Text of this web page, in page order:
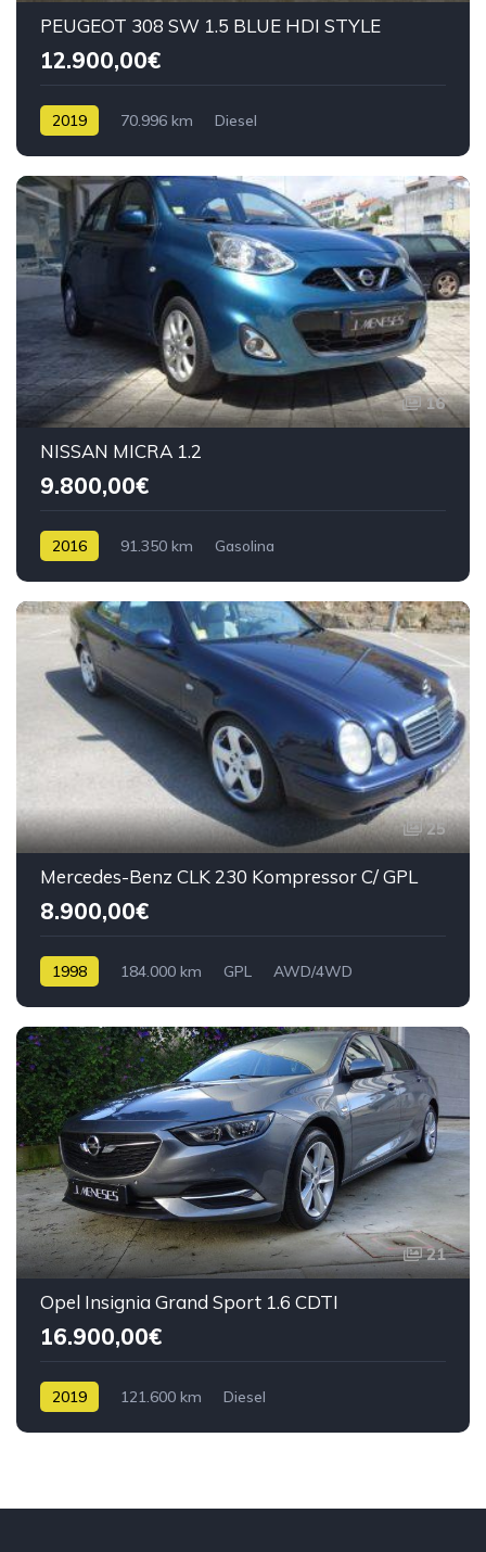
PEUGEOT 308 SW 1.5 BLUE HDI STYLE
12.900,00€
2019 70.996 km Diesel
16
NISSAN MICRA 1.2
9.800,00€
2016 91.350 km Gasolina
25
Mercedes-Benz CLK 230 Kompressor C/ GPL
8.900,00€
1998 184.000 km GPL AWD/4WD
21
Opel Insignia Grand Sport 1.6 CDTI
16.900,00€
2019 121.600 km Diesel